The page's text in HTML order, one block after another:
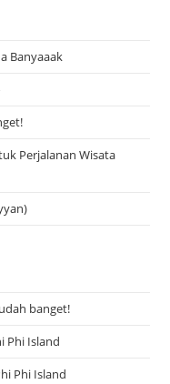
Banyaaak
Perjalanan Wisata
banget!
Phi Island
Phi Island